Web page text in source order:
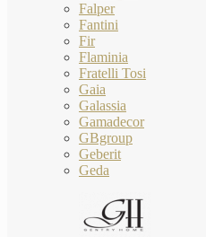
Falper
Fantini
Fir
Flaminia
Fratelli Tosi
Gaia
Galassia
Gamadecor
GBgroup
Geberit
Geda